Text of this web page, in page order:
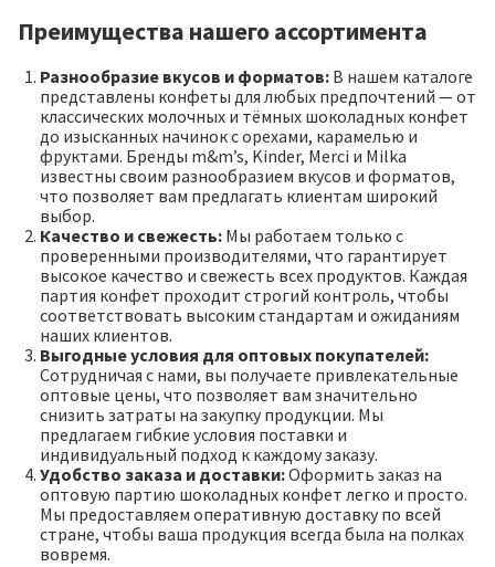
Преимущества нашего ассортимента
Разнообразие вкусов и форматов: В нашем каталоге
представлены конфеты для любых предпочтений — от
классических молочных и тёмных шоколадных конфет
до изысканных начинок с орехами, карамелью и
фруктами. Бренды m&m’s, Kinder, Merci и Milka
известны своим разнообразием вкусов и форматов,
что позволяет вам предлагать клиентам широкий
выбор.
Качество и свежесть: Мы работаем только с
проверенными производителями, что гарантирует
высокое качество и свежесть всех продуктов. Каждая
партия конфет проходит строгий контроль, чтобы
соответствовать высоким стандартам и ожиданиям
наших клиентов.
Выгодные условия для оптовых покупателей:
Сотрудничая с нами, вы получаете привлекательные
оптовые цены, что позволяет вам значительно
снизить затраты на закупку продукции. Мы
предлагаем гибкие условия поставки и
индивидуальный подход к каждому заказу.
Удобство заказа и доставки:Оформить заказ на
оптовую партию шоколадных конфет легко и просто.
Мы предоставляем оперативную доставку по всей
стране, чтобы ваша продукция всегда была на полках
вовремя.